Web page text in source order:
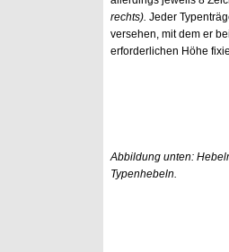
rechts). Jeder
versehen, mit dem er
erforderlichen Höhe
Abbildung unten:
Typenhebeln.